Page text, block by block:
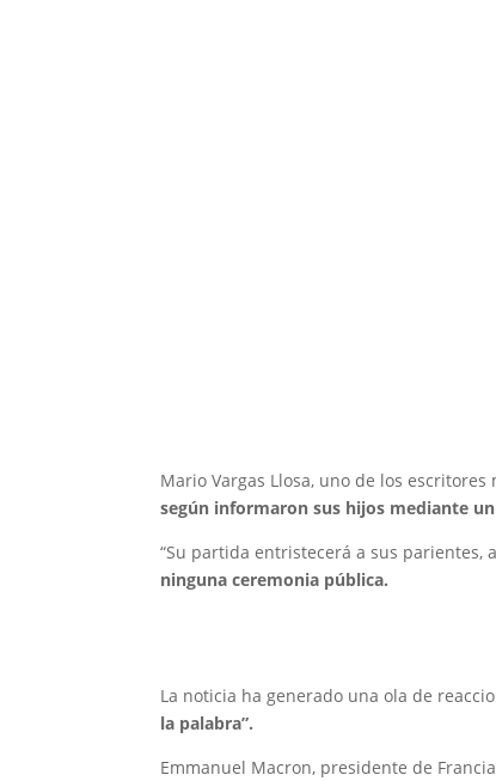
Mario Vargas Llosa, uno de los
según informaron sus hijos mediante
“Su partida entristecerá a sus parientes,
ninguna ceremonia pública.
La noticia ha generado una ola de
la palabra”.
Emmanuel Macron, presidente de